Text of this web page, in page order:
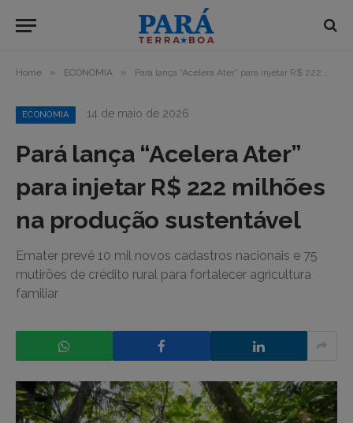
Home » ECONOMIA » Pará lança “Acelera Ater” para injetar R$ 222 milhões na produção sustentável
ECONOMIA 14 de maio de 2026
Pará lança “Acelera Ater”
para injetar R$ 222 milhões
na produção sustentável
Emater prevê 10 mil novos cadastros nacionais e 75
mutirões de crédito rural para fortalecer agricultura
familiar